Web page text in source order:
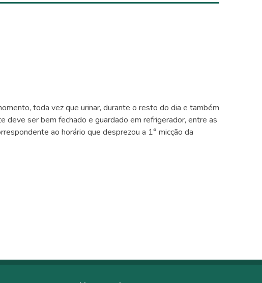
toda vez que urinar, durante o resto do dia e também
deve ser bem fechado e guardado em refrigerador, entre as
ao horário que desprezou a 1° micção da